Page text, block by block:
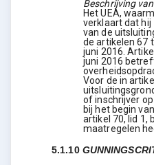
Beschrijving
Het UEA,
verklaart dat hij
van de
de artikelen 67
juni 2016.
juni 2016
Voor de in
of inschrijver
bij het begin
artikel 70, lid 1,
maatregelen
5.1.10